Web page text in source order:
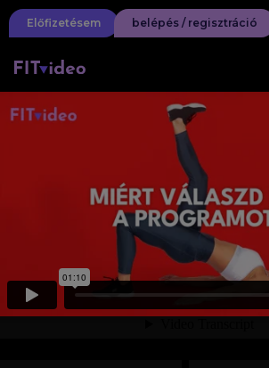
Előfizetésem belépés / regisztráció